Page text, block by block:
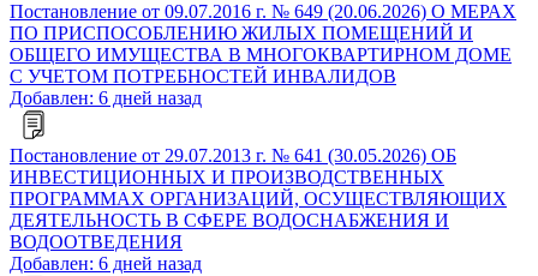
Постановление от 09.07.2016 г. № 649 (20.06.2026) О МЕРАХ
ПО ПРИСПОСОБЛЕНИЮ ЖИЛЫХ ПОМЕЩЕНИЙ И
ОБЩЕГО ИМУЩЕСТВА В МНОГОКВАРТИРНОМ ДОМЕ
С УЧЕТОМ ПОТРЕБНОСТЕЙ ИНВАЛИДОВ
Добавлен: 6 дней назад
Постановление от 29.07.2013 г. № 641 (30.05.2026) ОБ
ИНВЕСТИЦИОННЫХ И ПРОИЗВОДСТВЕННЫХ
ПРОГРАММАХ ОРГАНИЗАЦИЙ, ОСУЩЕСТВЛЯЮЩИХ
ДЕЯТЕЛЬНОСТЬ В СФЕРЕ ВОДОСНАБЖЕНИЯ И
ВОДООТВЕДЕНИЯ
Добавлен: 6 дней назад